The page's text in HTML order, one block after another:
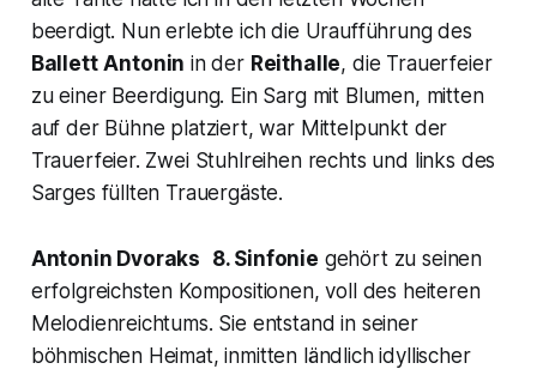
beerdigt. Nun erlebte ich die Uraufführung des
Ballett Antonin in der Reithalle, die Trauerfeier
zu einer Beerdigung. Ein Sarg mit Blumen, mitten
auf der Bühne platziert, war Mittelpunkt der
Trauerfeier. Zwei Stuhlreihen rechts und links des
Sarges füllten Trauergäste.
Antonin Dvoraks 8. Sinfonie gehört zu seinen
erfolgreichsten Kompositionen, voll des heiteren
Melodienreichtums. Sie entstand in seiner
böhmischen Heimat, inmitten ländlich idyllischer